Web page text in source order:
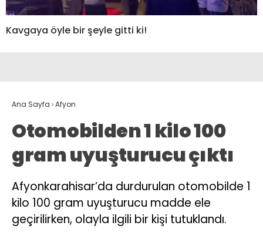
Kavgaya öyle bir şeyle gitti ki!
Ana Sayfa ›Afyon
Otomobilden 1 kilo 100
gram uyuşturucu çıktı
Afyonkarahisar’da durdurulan otomobilde 1
kilo 100 gram uyuşturucu madde ele
geçirilirken, olayla ilgili bir kişi tutuklandı.